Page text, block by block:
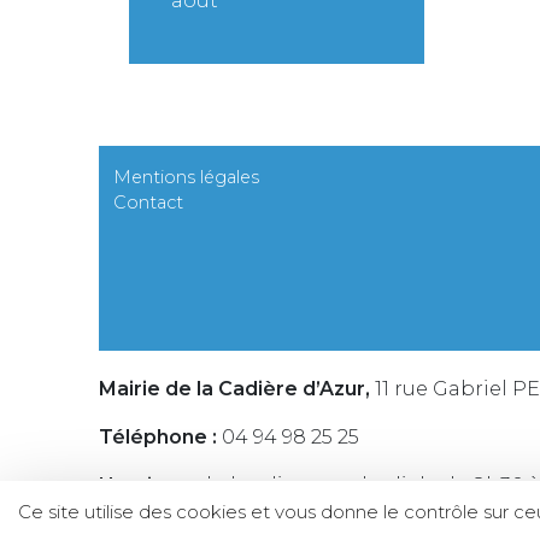
Mentions légales
Contact
Mairie de la Cadière d’Azur, 11 rue Gabriel
Téléphone : 04 94 98 25 25
Horaires : du lundi au vendredi de de 8h30 à
Ce site utilise des cookies et vous donne le contrôle sur
Partagez